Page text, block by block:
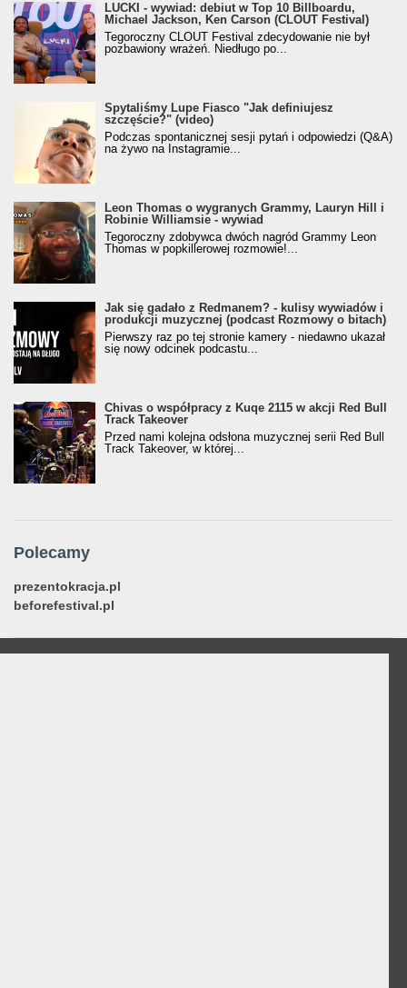
LUCKI - wywiad: debiut w Top 10 Billboardu,
Michael Jackson, Ken Carson (CLOUT Festival)
Tegoroczny CLOUT Festival zdecydowanie nie był
pozbawiony wrażeń. Niedługo po...
Spytaliśmy Lupe Fiasco "Jak definiujesz
szczęście?" (video)
Podczas spontanicznej sesji pytań i odpowiedzi (Q&A)
na żywo na Instagramie...
Leon Thomas o wygranych Grammy, Lauryn Hill i
Robinie Williamsie - wywiad
Tegoroczny zdobywca dwóch nagród Grammy Leon
Thomas w popkillerowej rozmowie!...
Jak się gadało z Redmanem? - kulisy wywiadów i
produkcji muzycznej (podcast Rozmowy o bitach)
Pierwszy raz po tej stronie kamery - niedawno ukazał
się nowy odcinek podcastu...
Chivas o współpracy z Kuqe 2115 w akcji Red Bull
Track Takeover
Przed nami kolejna odsłona muzycznej serii Red Bull
Track Takeover, w której...
Polecamy
prezentokracja.pl
beforefestival.pl